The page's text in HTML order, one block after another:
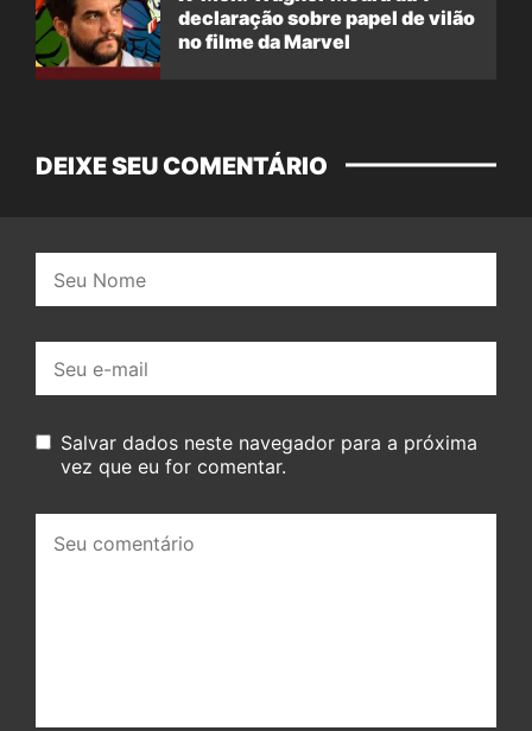
declaração sobre papel de vilão
no filme da Marvel
DEIXE SEU COMENTÁRIO
mail:
Salvar dados neste navegador para a próxima
vez que eu for comentar.
comentário: